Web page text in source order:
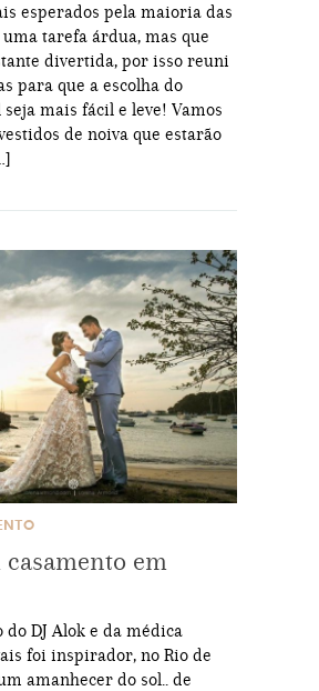
esperados pela maioria das
tarefa árdua, mas que
divertida, por isso reuni
para que a escolha do
mais fácil e leve! Vamos
de noiva que estarão
em
do DJ Alok e da médica
foi inspirador, no Rio de
amanhecer do sol.. de